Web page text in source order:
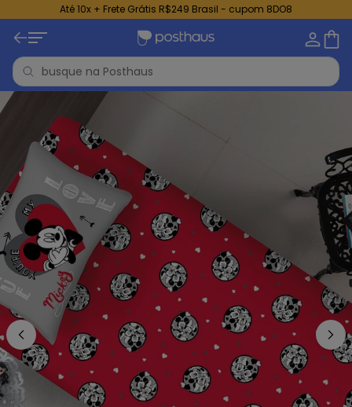
Até 10x + Frete Grátis R$249 Brasil - cupom 8DO8